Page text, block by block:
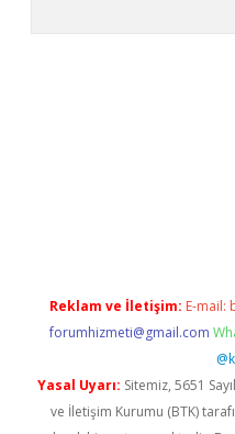
Reklam ve İletişim: E-mail:
forumhizmeti@gmail.com
Yasal Uyarı: Sitemiz, 5651
ve İletişim Kurumu (BTK)